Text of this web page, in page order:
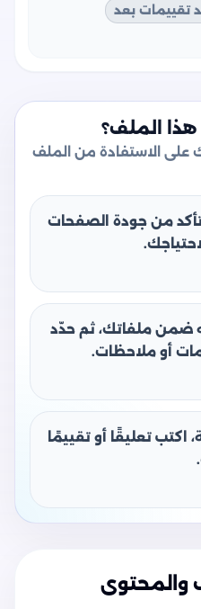
تقييمات بعد
الملف؟
الاستفادة من الملف
وتأكد من جودة الصفحات
ضمن ملفاتك، ثم حدّد
أو ملاحظات.
اكتب تعليقًا أو تقييمًا
والمحتوى